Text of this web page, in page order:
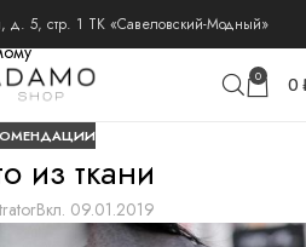
д. 5, стр. 1 ТК «Савеловский-Модный»
0 0
из ткани
Вкл. 09.01.2019